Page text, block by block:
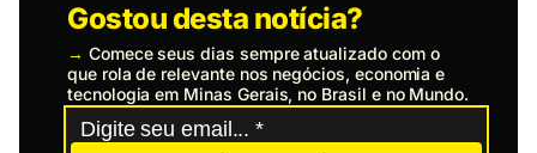
Gostou desta notícia?
→ Comece seus dias sempre atualizado com o
que rola de relevante nos negócios, economia e
tecnologia em Minas Gerais, no Brasil e no Mundo.